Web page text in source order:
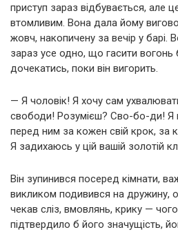
приступ зараз відбувається, але
втомливим. Вона дала йому
жовч, накопичену за вечір у барі.
зараз усе одно, що гасити
дочекатись, поки він вигорить.
— Я чоловік! Я хочу сам
свободи! Розумієш? Сво-бо-ди! Я
перед ним за кожен свій крок, за
Я задихаюсь у цій вашій золотій
Він зупинився посеред кімнати,
викликом подивився на дружину,
чекав сліз, вмовлянь, крику —
підтвердило б його значущість,